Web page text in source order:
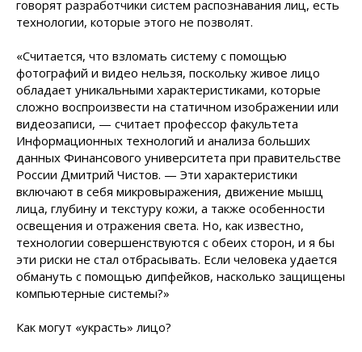
говорят разработчики систем распознавания лиц, есть
технологии, которые этого не позволят.
«Считается, что взломать систему с помощью
фотографий и видео нельзя, поскольку живое лицо
обладает уникальными характеристиками, которые
сложно воспроизвести на статичном изображении или
видеозаписи, — считает профессор факультета
Информационных технологий и анализа больших
данных Финансового университета при правительстве
России Дмитрий Чистов. — Эти характеристики
включают в себя микровыражения, движение мышц
лица, глубину и текстуру кожи, а также особенности
освещения и отражения света. Но, как известно,
технологии совершенствуются с обеих сторон, и я бы
эти риски не стал отбрасывать. Если человека удается
обмануть с помощью дипфейков, насколько защищены
компьютерные системы?»
Как могут «украсть» лицо?